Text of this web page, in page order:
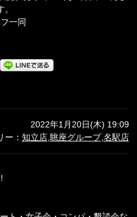
。
一同
2022年1月20日(木) 19:09
ー： 知立店, 眺座グループ,名駅店